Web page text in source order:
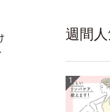
週間